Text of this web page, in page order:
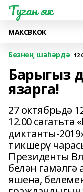
Туган як
МАКСВКОК
Безнең шәһәрдә 12
Барыгыз
язарга!
27 октябрьдә
12.00 сәгатьтә
диктанты-
тикшерү
Президенты
белән
яшенә,